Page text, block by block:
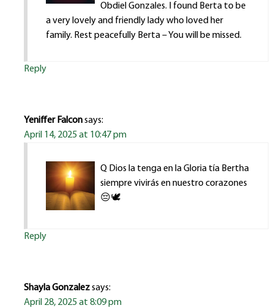
Obdiel Gonzales. I found Berta to be
a very lovely and friendly lady who loved her
family. Rest peacefully Berta – You will be missed.
Reply
Yeniffer Falconsays:
April 14, 2025 at 10:47 pm
Q Dios la tenga en la Gloria tía Bertha
siempre vivirás en nuestro corazones
😔🕊️
Reply
Shayla Gonzalezsays:
April 28, 2025 at 8:09 pm